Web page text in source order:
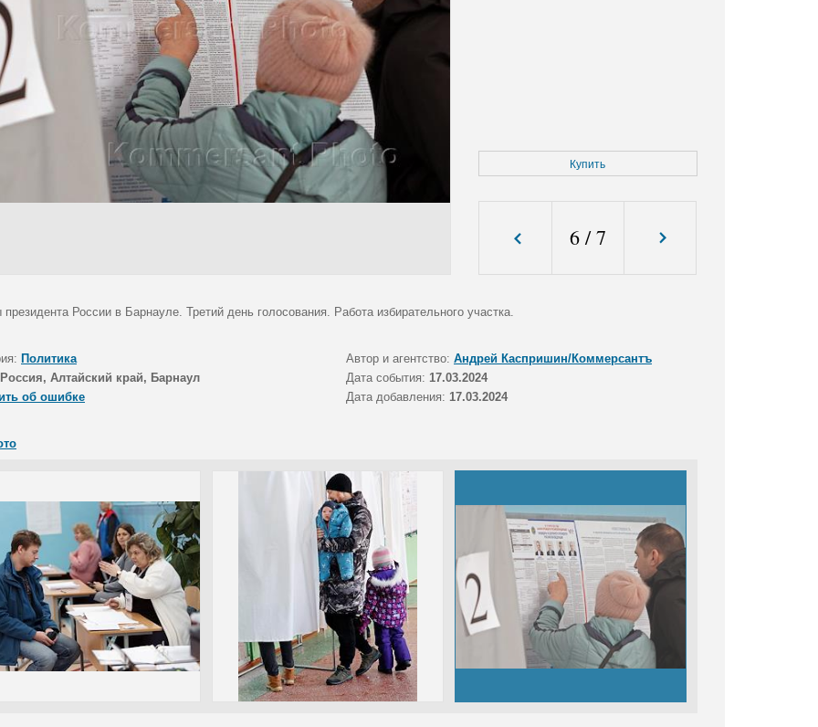
Купить
6/7
России в Барнауле. Третий день голосования. Работа избирательного участка.
Политика Автор и агентство: Андрей Каспришин/Коммерсантъ
Россия, Алтайский край, Барнаул Дата события: 17.03.2024
об ошибке
Дата добавления: 17.03.2024